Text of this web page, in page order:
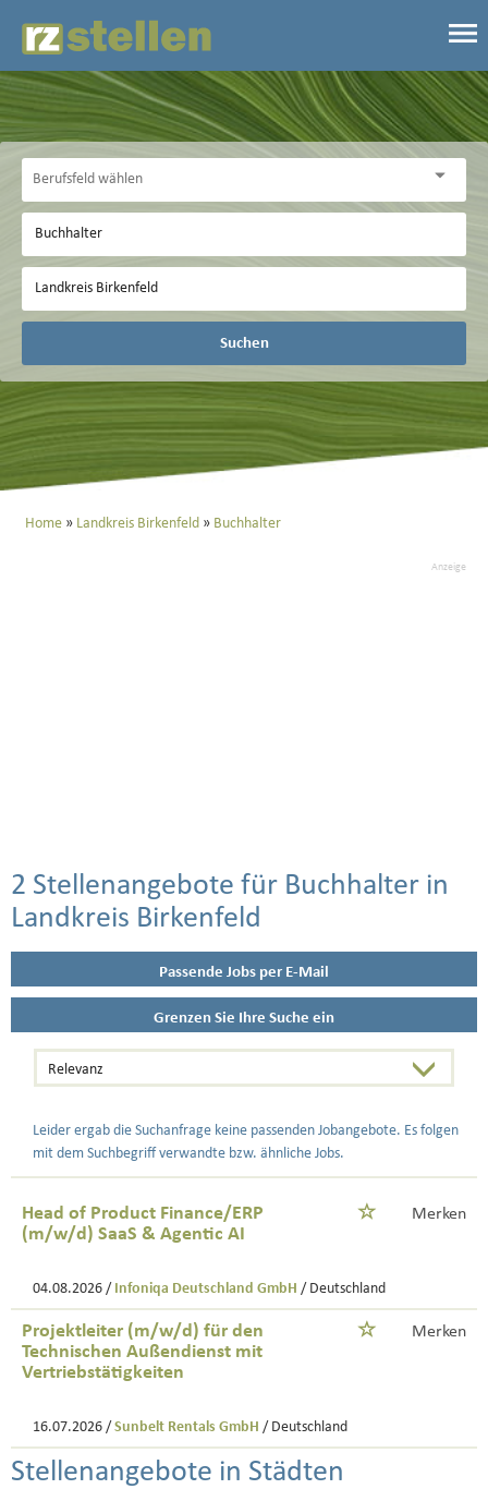
Suchen
Home Landkreis Birkenfeld Buchhalter
Anzeige
2 Stellenangebote für Buchhalter in
Landkreis Birkenfeld
Passende Jobs per E-Mail
Grenzen Sie Ihre Suche ein
Leider ergab die Suchanfrage keine passenden Jobangebote. Es folgen
mit dem Suchbegriff verwandte bzw. ähnliche Jobs.
Head of Product Finance/ERP
(m/w/d) SaaS & Agentic AI
Merken
04.08.2026 / Infoniqa Deutschland GmbH / Deutschland
Projektleiter (m/w/d) für den
Technischen Außendienst mit
Vertriebstätigkeiten
Merken
16.07.2026 / Sunbelt Rentals GmbH / Deutschland
Stellenangebote in Städten